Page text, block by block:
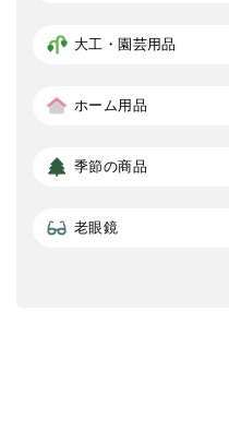
大工・園芸用品
ホーム用品
季節の商品
老眼鏡